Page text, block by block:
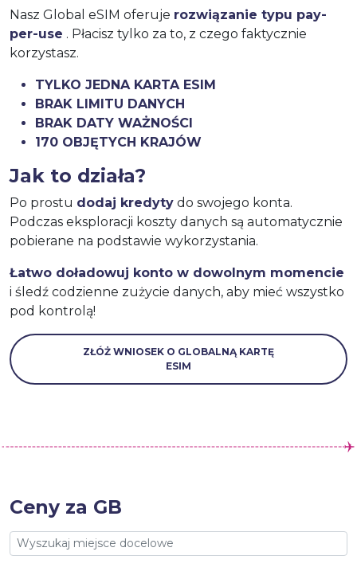
Nasz Global eSIM oferuje rozwiązanie typu pay-
per-use . Płacisz tylko za to, z czego faktycznie
korzystasz.
TYLKO JEDNA KARTA ESIM
BRAK LIMITU DANYCH
BRAK DATY WAŻNOŚCI
170 OBJĘTYCH KRAJÓW
Jak to działa?
Po prostu dodaj kredyty do swojego konta.
Podczas eksploracji koszty danych są automatycznie
pobierane na podstawie wykorzystania.
Łatwo doładowuj konto w dowolnym momencie
i śledź codzienne zużycie danych, aby mieć wszystko
pod kontrolą!
ZŁÓŻ WNIOSEK O GLOBALNĄ KARTĘ
ESIM
Ceny za GB